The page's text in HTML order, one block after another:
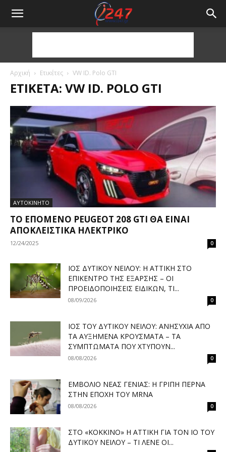
Αρχική Ετικέτες VW ID. Polo GTI
ΕΤΙΚΈΤΑ: VW ID. POLO GTI
ΑΥΤΟΚΙΝΗΤΟ
ΤΟ ΕΠΌΜΕΝΟ PEUGEOT 208 GTI ΘΑ ΕΊΝΑΙ
ΑΠΟΚΛΕΙΣΤΙΚΆ ΗΛΕΚΤΡΙΚΌ
12/24/2025 0
ΙΌΣ ΔΥΤΙΚΟΎ ΝΕΊΛΟΥ: Η ΑΤΤΙΚΉ ΣΤΟ
ΕΠΊΚΕΝΤΡΟ ΤΗΣ ΈΞΑΡΣΗΣ – ΟΙ
ΠΡΟΕΙΔΟΠΟΙΉΣΕΙΣ ΕΙΔΙΚΏΝ, ΤΙ...
08/09/2026 0
ΙΌΣ ΤΟΥ ΔΥΤΙΚΟΎ ΝΕΊΛΟΥ: ΑΝΗΣΥΧΊΑ ΑΠΌ
ΤΑ ΑΥΞΗΜΈΝΑ ΚΡΟΎΣΜΑΤΑ – ΤΑ
ΣΥΜΠΤΏΜΑΤΑ ΠΟΥ ΧΤΥΠΟΎΝ...
08/08/2026 0
ΕΜΒΌΛΙΟ ΝΈΑΣ ΓΕΝΙΆΣ: Η ΓΡΊΠΗ ΠΕΡΝΆ
ΣΤΗΝ ΕΠΟΧΉ ΤΟΥ MRNA
08/08/2026 0
ΣΤΟ «ΚΌΚΚΙΝΟ» Η ΑΤΤΙΚΉ ΓΙΑ ΤΟΝ ΙΌ ΤΟΥ
ΔΥΤΙΚΟΎ ΝΕΊΛΟΥ – ΤΙ ΛΈΝΕ ΟΙ...